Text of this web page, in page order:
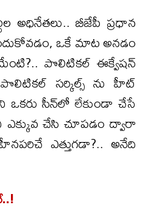
అధినేతలు.. బీజేపీ ప్రధాన
ఒకే మాట అనడం
పొలిటికల్ ఈక్వేషన్
సర్కిల్స్ ను హీట్
ఒకరు సీన్‌లో లేకుండా చేసే
చేసి చూపడం ద్వారా
ఎత్తుగడా?.. అనేది